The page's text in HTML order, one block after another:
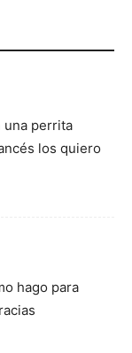
una perrita
los quiero
hago para